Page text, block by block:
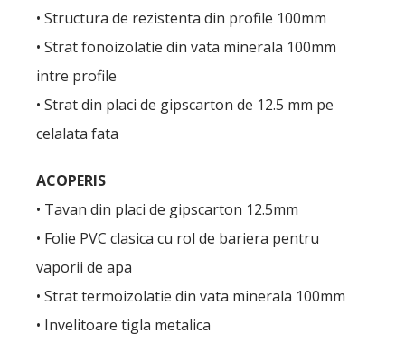
• Structura de rezistenta din profile 100mm
• Strat fonoizolatie din vata minerala 100mm
intre profile
• Strat din placi de gipscarton de 12.5 mm pe
celalata fata
ACOPERIS
• Tavan din placi de gipscarton 12.5mm
• Folie PVC clasica cu rol de bariera pentru
vaporii de apa
• Strat termoizolatie din vata minerala 100mm
• Invelitoare tigla metalica